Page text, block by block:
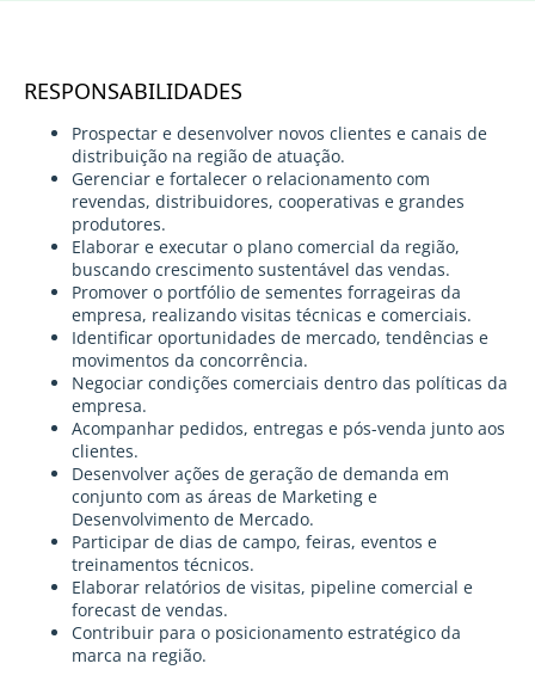
RESPONSABILIDADES
Prospectar e desenvolver novos clientes e canais de
distribuição na região de atuação.
Gerenciar e fortalecer o relacionamento com
revendas, distribuidores, cooperativas e grandes
produtores.
Elaborar e executar o plano comercial da região,
buscando crescimento sustentável das vendas.
Promover o portfólio de sementes forrageiras da
empresa, realizando visitas técnicas e comerciais.
Identificar oportunidades de mercado, tendências e
movimentos da concorrência.
Negociar condições comerciais dentro das políticas da
empresa.
Acompanhar pedidos, entregas e pós-venda junto aos
clientes.
Desenvolver ações de geração de demanda em
conjunto com as áreas de Marketing e
Desenvolvimento de Mercado.
Participar de dias de campo, feiras, eventos e
treinamentos técnicos.
Elaborar relatórios de visitas, pipeline comercial e
forecast de vendas.
Contribuir para o posicionamento estratégico da
marca na região.